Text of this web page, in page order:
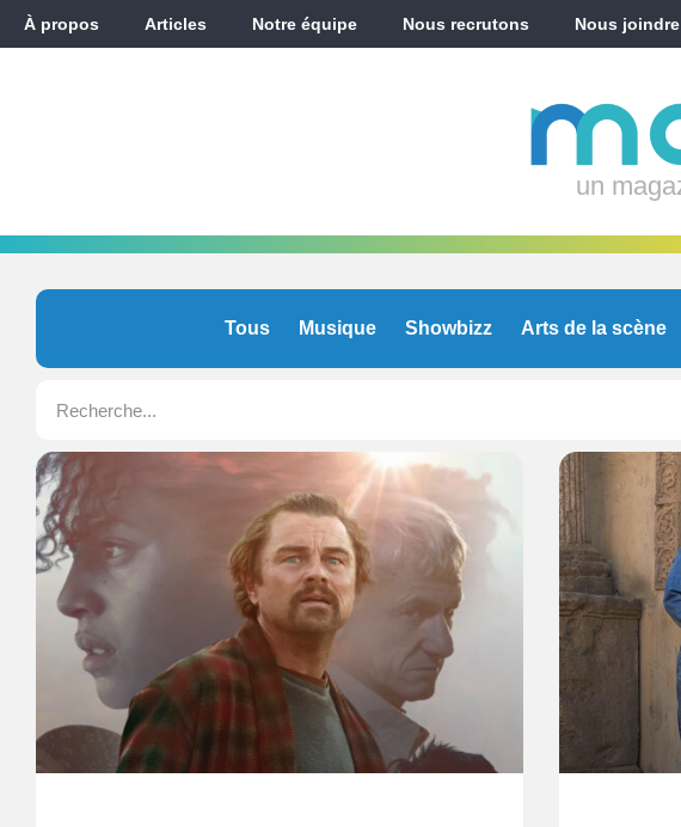
À propos Articles Notre équipe Nous recrutons Nous joindre
un
Tous Musique Showbizz Arts de la scène